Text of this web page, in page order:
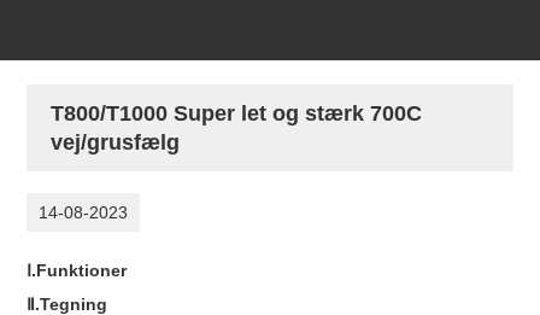
T800/T1000 Super let og stærk 700C
vej/grusfælg
14-08-2023
Ⅰ.Funktioner
Ⅱ.Tegning